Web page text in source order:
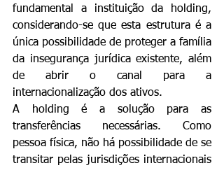
fundamental a instituição da holding,
considerando-se que esta estrutura é a
única possibilidade de proteger a família
da insegurança jurídica existente, além
de abrir o canal para a
internacionalização dos ativos.
A holding é a solução para as
transferências necessárias. Como
pessoa física, não há possibilidade de se
transitar pelas jurisdições internacionais